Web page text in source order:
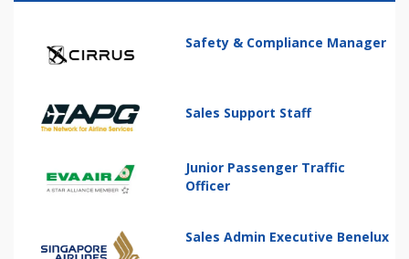
Safety & Compliance Manager
Sales Support Staff
Junior Passenger Traffic
Officer
Sales Admin Executive Benelux